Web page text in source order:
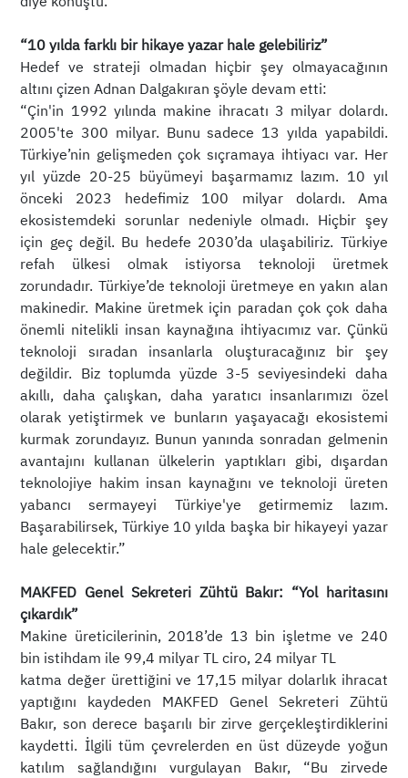
“10 yılda farklı bir hikaye yazar hale gelebiliriz”
Hedef ve strateji olmadan hiçbir şey olmayacağının
altını çizen Adnan Dalgakıran şöyle devam etti:
“Çin'in 1992 yılında makine ihracatı 3 milyar dolardı.
2005'te 300 milyar. Bunu sadece 13 yılda yapabildi.
Türkiye’nin gelişmeden çok sıçramaya ihtiyacı var. Her
yıl yüzde 20-25 büyümeyi başarmamız lazım. 10 yıl
önceki 2023 hedefimiz 100 milyar dolardı. Ama
ekosistemdeki sorunlar nedeniyle olmadı. Hiçbir şey
için geç değil. Bu hedefe 2030’da ulaşabiliriz. Türkiye
refah ülkesi olmak istiyorsa teknoloji üretmek
zorundadır. Türkiye’de teknoloji üretmeye en yakın alan
makinedir. Makine üretmek için paradan çok çok daha
önemli nitelikli insan kaynağına ihtiyacımız var. Çünkü
teknoloji sıradan insanlarla oluşturacağınız bir şey
değildir. Biz toplumda yüzde 3-5 seviyesindeki daha
akıllı, daha çalışkan, daha yaratıcı insanlarımızı özel
olarak yetiştirmek ve bunların yaşayacağı ekosistemi
kurmak zorundayız. Bunun yanında sonradan gelmenin
avantajını kullanan ülkelerin yaptıkları gibi, dışardan
teknolojiye hakim insan kaynağını ve teknoloji üreten
yabancı sermayeyi Türkiye'ye getirmemiz lazım.
Başarabilirsek, Türkiye 10 yılda başka bir hikayeyi yazar
hale gelecektir.”
MAKFED Genel Sekreteri Zühtü Bakır: “Yol haritasını
çıkardık”
Makine üreticilerinin, 2018’de 13 bin işletme ve 240
bin istihdam ile 99,4 milyar TL ciro, 24 milyar TL
katma değer ürettiğini ve 17,15 milyar dolarlık ihracat
yaptığını kaydeden MAKFED Genel Sekreteri Zühtü
Bakır, son derece başarılı bir zirve gerçekleştirdiklerini
kaydetti. İlgili tüm çevrelerden en üst düzeyde yoğun
katılım sağlandığını vurgulayan Bakır, “Bu zirvede